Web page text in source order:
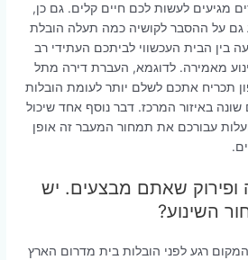
מגיעים לעשות לכם חיים קלים. גם כן,
גם על ההסבר לקושיה כמה תעלה הובלת
בין הבית העכשווי לביתכם העתידי רב
מאמירה. לדוגמא, העברת דירה מתל
תכריח אתכם לשלם יותר לעומת הובלות
באיזור המרכז. דבר נוסף אחד שיכול
עבורכם את תמחור המעבר זה אופן
ופירוק שאתם מבצעים. יש
השינוע?
רגע לפני הובלות בית מדרום הארץ